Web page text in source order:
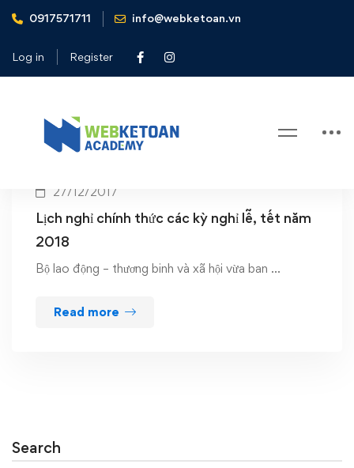
0917571711 info@webketoan.vn
Log in Register
Home tết năm 2018
Tag: tết năm 2018
27/12/2017
Lịch nghỉ chính thức các kỳ nghỉ lễ, tết năm
2018
Bộ lao động – thương binh và xã hội vừa ban …
Read more
Search